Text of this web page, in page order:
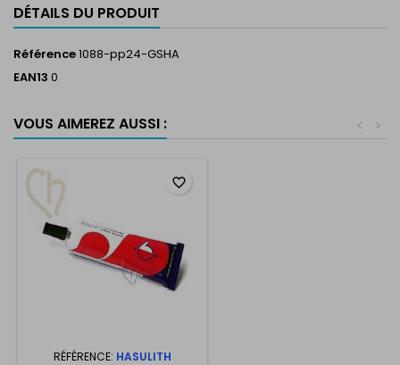
DÉTAILS DU PRODUIT
Référence1088-pp24-GSHA
EAN13 0
VOUS AIMEREZ AUSSI : >
<
RÉFÉRENCE: HASULITH
favorite_border